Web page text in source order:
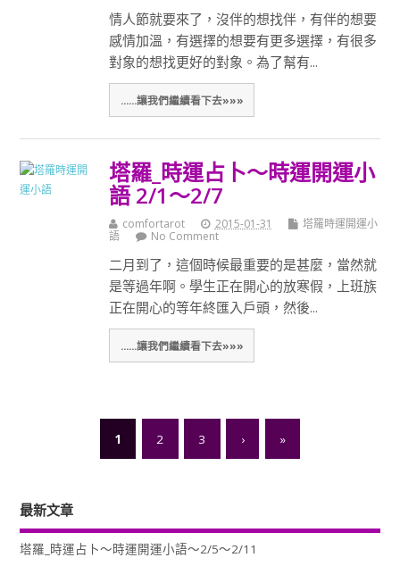
情人節就要來了，沒伴的想找伴，有伴的想要
感情加溫，有選擇的想要有更多選擇，有很多
對象的想找更好的對象。為了幫有...
......讓我們繼續看下去»»»
塔羅_時運占卜～時運開運小
語 2/1～2/7
comfortarot 2015-01-31
塔羅時運開運小
語
No Comment
二月到了，這個時候最重要的是甚麼，當然就
是等過年啊。學生正在開心的放寒假，上班族
正在開心的等年終匯入戶頭，然後...
......讓我們繼續看下去»»»
1 2 3 › »
最新文章
塔羅_時運占卜～時運開運小語～2/5～2/11